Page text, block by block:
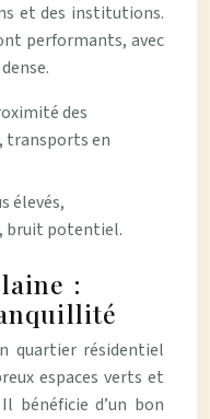
et des institutions.
performants, avec
des
transports en
élevés,
bruit potentiel.
:
quartier résidentiel
espaces verts et
bénéficie d’un bon